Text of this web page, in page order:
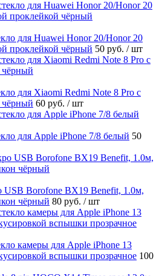
для Huawei Honor 20/Honor 20
проклейкой чёрный 50 руб. / шт
для Xiaomi Redmi Note 8 Pro с
чёрный 60 руб. / шт
для Apple iPhone 7/8 белый 50
USB Borofone BX19 Benefit, 1.0м,
чёрный 80 руб. / шт
камеры для Apple iPhone 13
вспышки прозрачное 100